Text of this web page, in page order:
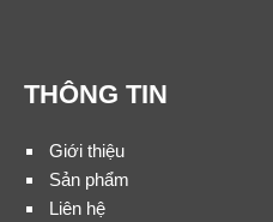
THÔNG TIN
Giới thiệu
Sản phẩm
Liên hệ